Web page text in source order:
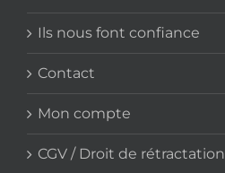
Ils nous font confiance
Contact
Mon compte
CGV / Droit de rétractation